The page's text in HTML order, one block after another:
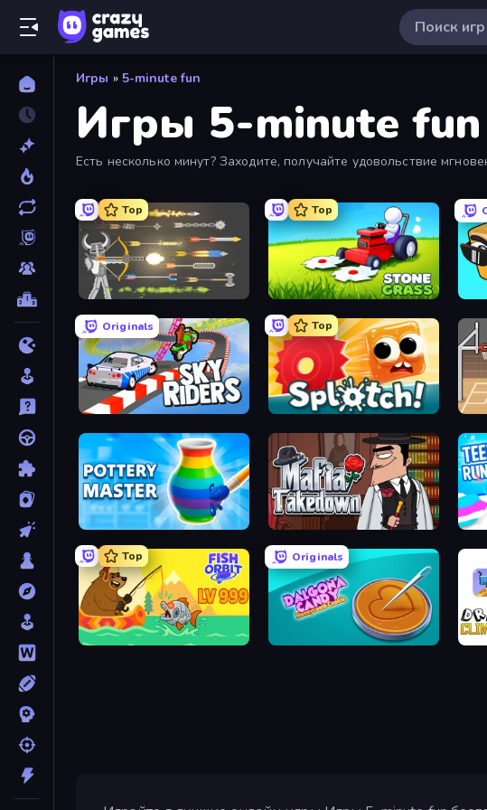
Игры » 5-minute fun
Игры 5-minute fun
Есть несколько минут? Заходите, получайте удовольствие
Top
Ragdoll Archers
Top
Stone Grass: Mowing Simulator
Originals
Sky Riders
Top
Splotch!
Pottery Master Mafia Takedown
Top
Fish Orbit
Originals